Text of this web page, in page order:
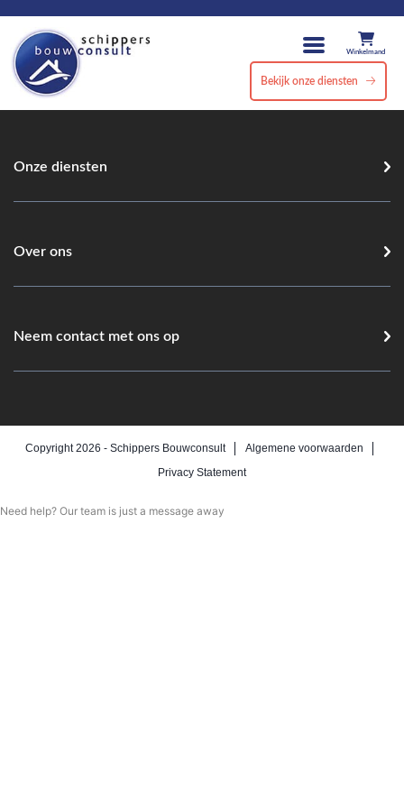
Winkelmand
Bekijk onze diensten
Onze diensten
Over ons
Neem contact met ons op
Copyright 2026 - Schippers Bouwconsult
Algemene voorwaarden
Privacy Statement
Need help? Our team is just a message away